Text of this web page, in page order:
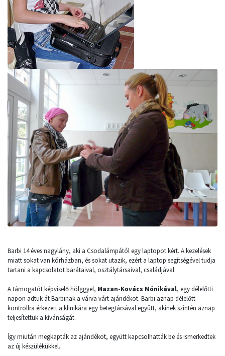
Barbi 14 éves nagylány, aki a Csodalámpától egy laptopot kért. A kezelések
miatt sokat van kórházban, és sokat utazik, ezért a laptop segítségével tudja
tartani a kapcsolatot barátaival, osztálytársaival, családjával.
A támogatót képviselő hölggyel, Mazan-Kovács Mónikával, egy délelőtti
napon adtuk át Barbinak a várva várt ajándékot. Barbi aznap délelőtt
kontrollra érkezett a klinikára egy betegtársával együtt, akinek szintén aznap
teljesítettük a kívánságát.
Így miután megkapták az ajándékot, együtt kapcsolhatták be és ismerkedtek
az új készülékükkel.